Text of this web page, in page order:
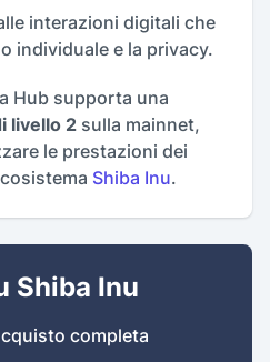
interazioni digitali che
individuale e la privacy.
Hub supporta una
livello 2 sulla mainnet,
le prestazioni dei
Shiba Inu.
Shiba Inu
completa